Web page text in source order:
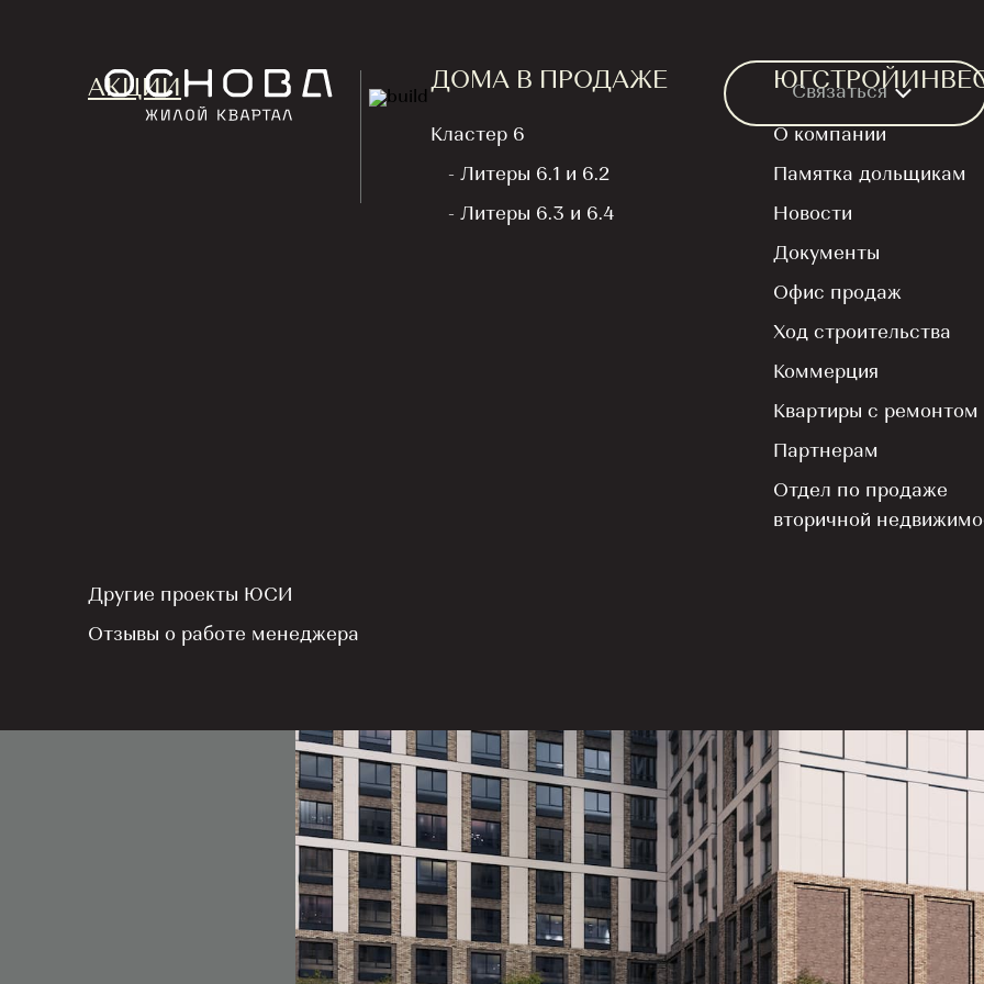
Связаться
АКЦИИ ДОМА В ПРОДАЖЕ
Кластер 6
- Литеры 6.1 и 6.2
- Литеры 6.3 и 6.4
О компании
Памятка дольщикам
Новости
Документы
Офис продаж
Ход строительства
Коммерция
Квартиры с ремонтом
Партнерам
Отдел по продаже
вторичной
Другие проекты ЮСИ
Отзывы о работе менеджера
Назад
Гарантированная
6000 ₽/м² на
литерах 3.1 и 3.2!
03 ИЮЛЯ 2025